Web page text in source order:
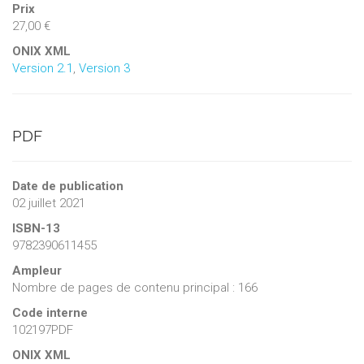
Prix
27,00 €
ONIX XML
Version 2.1 , Version 3
PDF
Date de publication
02 juillet 2021
ISBN-13
9782390611455
Ampleur
Nombre de pages de contenu principal : 166
Code interne
102197PDF
ONIX XML